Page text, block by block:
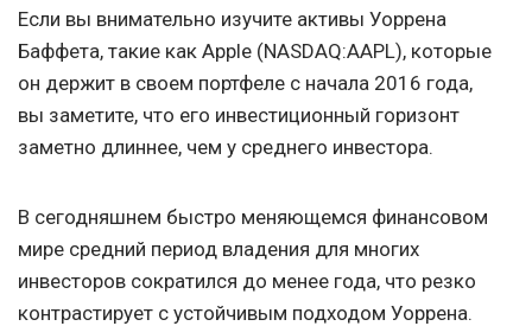
Если вы внимательно изучите активы Уоррена
Баффета, такие как Apple (NASDAQ:AAPL), которые
он держит в своем портфеле с начала 2016 года,
вы заметите, что его инвестиционный горизонт
заметно длиннее, чем у среднего инвестора.
В сегодняшнем быстро меняющемся финансовом
мире средний период владения для многих
инвесторов сократился до менее года, что резко
контрастирует с устойчивым подходом Уоррена.